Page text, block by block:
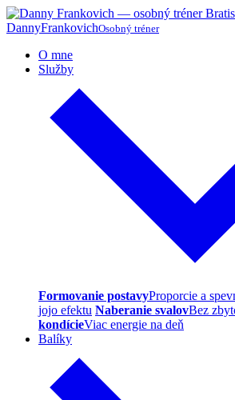
DannyFrankovichOsobný tréner
O mne
Služby
Formovanie postavyProporcie a
jojo efektu Naberanie svalovBez
kondícieViac energie na deň
Balíky